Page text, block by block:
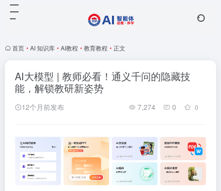
首页 • AI 知识库 • AI教程 • 教育教程 • 正文
AI大模型 | 教师必看！通义千问的隐藏技
能，解锁教研新姿势
12个月前发布 7,274 0 0